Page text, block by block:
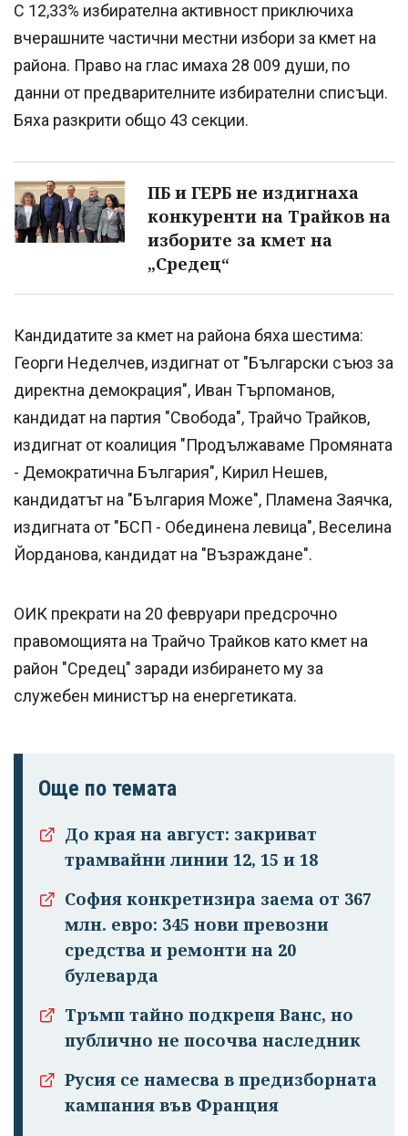
Успешно
С 12,33% избирателна активност приключиха
вчерашните частични местни избори за кмет на
района. Право на глас имаха 28 009 души, по
данни от предварителните избирателни списъци.
Бяха разкрити общо 43 секции.
ПБ и ГЕРБ не издигнаха
конкуренти на Трайков на
изборите за кмет на
„Средец“
Кандидатите за кмет на района бяха шестима:
Георги Неделчев, издигнат от "Български съюз за
директна демокрация", Иван Търпоманов,
кандидат на партия "Свобода", Трайчо Трайков,
издигнат от коалиция "Продължаваме Промяната
- Демократична България", Кирил Нешев,
кандидатът на "България Може", Пламена Заячка,
издигната от "БСП - Обединена левица", Веселина
Йорданова, кандидат на "Възраждане".
ОИК прекрати на 20 февруари предсрочно
правомощията на Трайчо Трайков като кмет на
район "Средец" заради избирането му за
служебен министър на енергетиката.
Още по темата
До края на август: закриват
трамвайни линии 12, 15 и 18
София конкретизира заема от 367
млн. евро: 345 нови превозни
средства и ремонти на 20
булеварда
Тръмп тайно подкрепя Ванс, но
публично не посочва наследник
Русия се намесва в предизборната
кампания във Франция